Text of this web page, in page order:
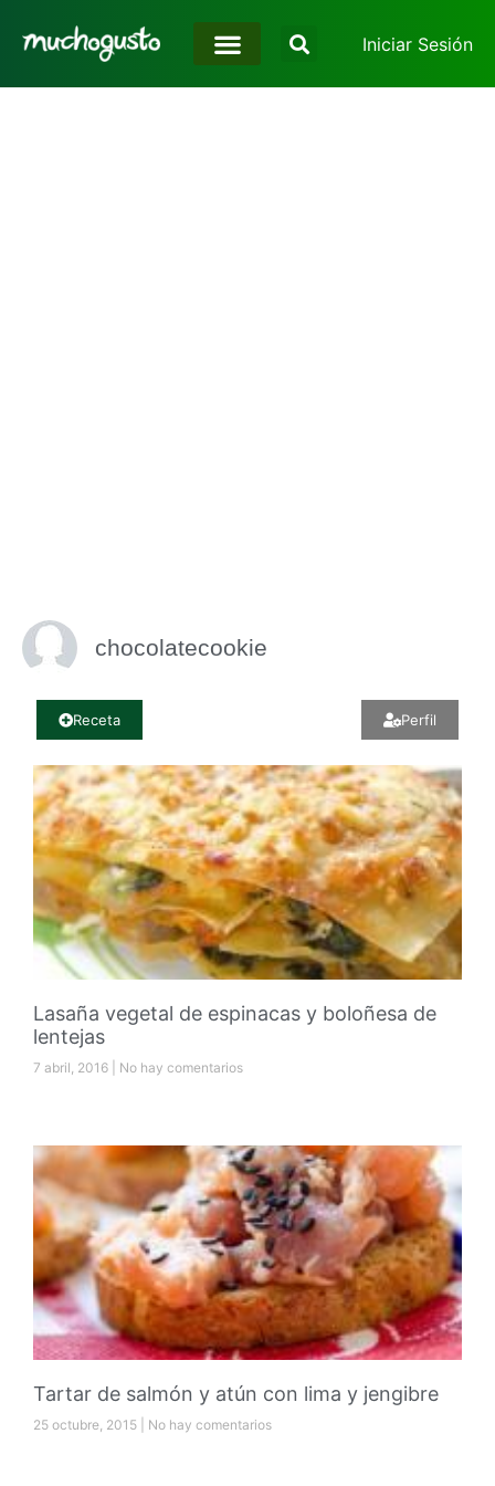
Iniciar Sesión
chocolatecookie
Receta Perfil
Lasaña vegetal de espinacas y boloñesa de
lentejas
7 abril, 2016 No hay comentarios
Tartar de salmón y atún con lima y jengibre
25 octubre, 2015 No hay comentarios